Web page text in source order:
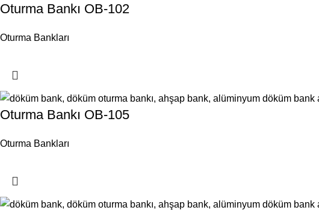
Oturma Bankı OB-102
Oturma Bankları
Oturma Bankı OB-105
Oturma Bankları